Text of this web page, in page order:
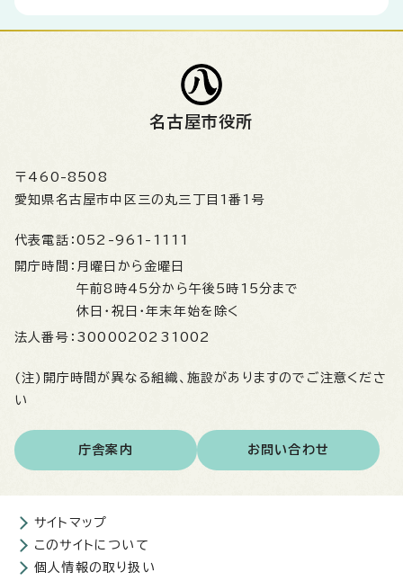
名古屋市役所
〒460-8508
愛知県名古屋市中区三の丸三丁目1番1号
代表電話： 052-961-1111
開庁時間： 月曜日から金曜日
午前8時45分から午後5時15分まで
休日・祝日・年末年始を除く
法人番号： 3000020231002
(注)開庁時間が異なる組織、施設がありますのでご注意くださ
い
庁舎案内 お問い合わせ
サイトマップ
このサイトについて
個人情報の取り扱い